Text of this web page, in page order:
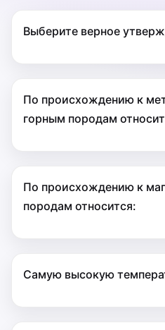
Выберите верное
По происхождению к
горным породам
По происхождению к
породам относится:
Самую высокую